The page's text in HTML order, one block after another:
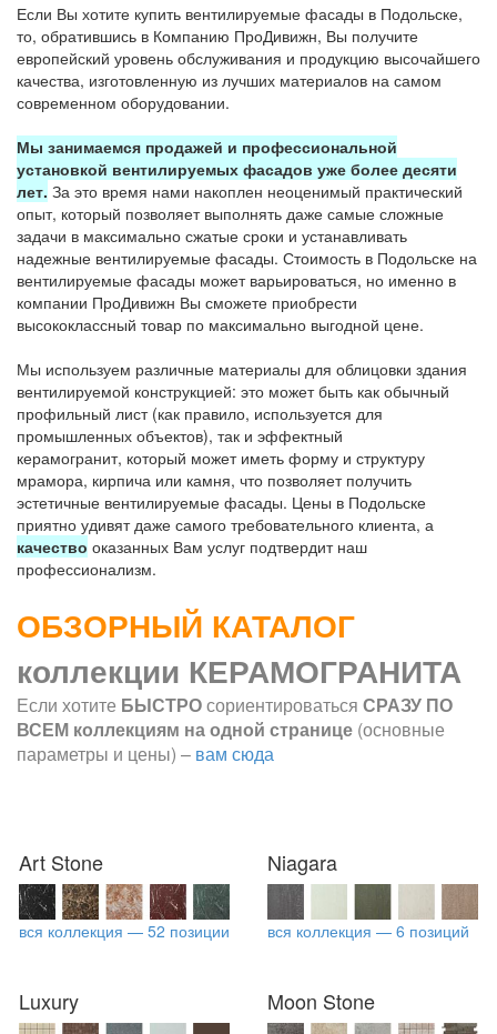
Если Вы хотите купить вентилируемые фасады в Подольске,
то, обратившись в Компанию ПроДивижн, Вы получите
европейский уровень обслуживания и продукцию высочайшего
качества, изготовленную из лучших материалов на самом
современном оборудовании.
Мы занимаемся продажей и профессиональной
установкой вентилируемых фасадов уже более десяти
лет. За это время нами накоплен неоценимый практический
опыт, который позволяет выполнять даже самые сложные
задачи в максимально сжатые сроки и устанавливать
надежные вентилируемые фасады. Стоимость в Подольске на
вентилируемые фасады может варьироваться, но именно в
компании ПроДивижн Вы сможете приобрести
высококлассный товар по максимально выгодной цене.
Мы используем различные материалы для облицовки здания
вентилируемой конструкцией: это может быть как обычный
профильный лист (как правило, используется для
промышленных объектов), так и эффектный
керамогранит, который может иметь форму и структуру
мрамора, кирпича или камня, что позволяет получить
эстетичные вентилируемые фасады. Цены в Подольске
приятно удивят даже самого требовательного клиента, а
качество оказанных Вам услуг подтвердит наш
профессионализм.
ОБЗОРНЫЙ КАТАЛОГ
коллекции КЕРАМОГРАНИТА
Если хотите БЫСТРОсориентироваться СРАЗУ ПО
ВСЕМ коллекциям на одной странице (основные
параметры и цены) – вам сюда
Art Stone
вся коллекция — 52 позиции
Niagara
вся коллекция — 6 позиций
Luxury Moon Stone